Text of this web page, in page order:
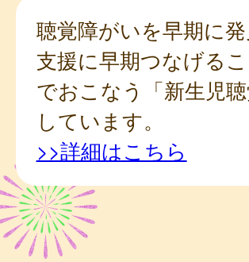
聴覚障がいを早期に
支援に早期つなげる
でおこなう「新生児
しています。
>>詳細はこちら